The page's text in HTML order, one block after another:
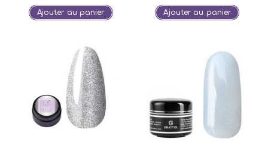
Ajouter au panier Ajouter au panier